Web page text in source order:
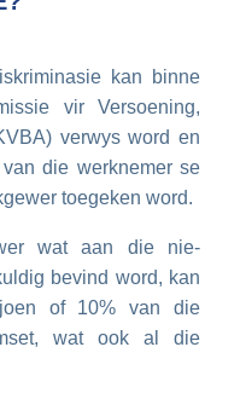
kan binne
vir Versoening,
verwys word en
die werknemer se
toegeken word.
wat aan die nie-
bevind word, kan
of 10% van die
wat ook al die